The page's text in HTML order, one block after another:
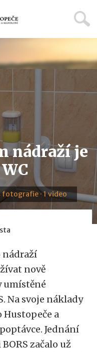
nádraží je
fotografie · 1 video
nádraží
nově
umístěné
Na svoje náklady
Hustopeče a
Jednání
začalo už